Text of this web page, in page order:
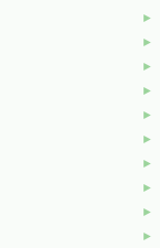
►
►
►
►
►
►
►
►
►
►